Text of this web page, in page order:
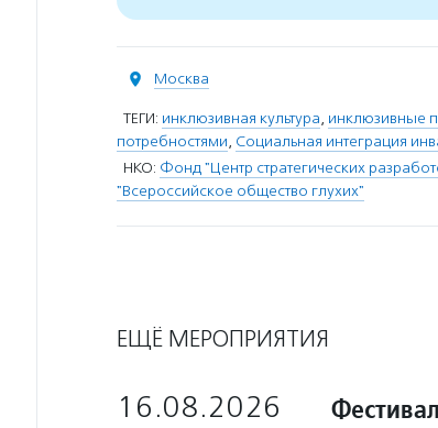
Москва
ТЕГИ: инклюзивная культура, инклюзивные
потребностями, Социальная интеграция
НКО: Фонд "Центр стратегических
"Всероссийское общество глухих"
ЕЩЁ МЕРОПРИЯТИЯ
16.08.2026